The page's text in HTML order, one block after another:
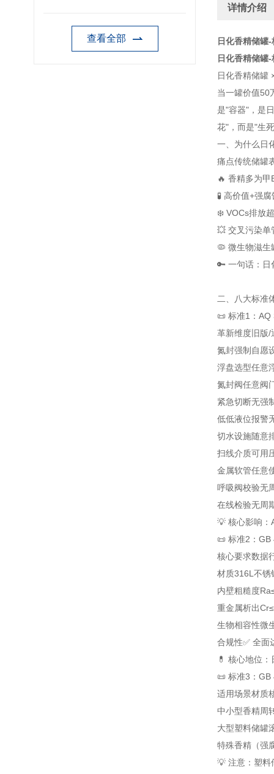
查看全部
详情介绍
日化香精储罐-
日化香精储罐-
日化香精储罐
当一罐价值50
是"容器"，是
花"，而是"生
一、为什么日
痛点传统储罐
🔥 香精多为
🧪 高价值+强腐
❄️ VOCs排放
💥 交叉污染单
🦠 微生物滋生
🔑 一句话：
二、八大标准
📜 标准1：
革新维度 旧版
氮封强制 自愿
浮盘选型任意
氮封阀任意阀
紧急切断无强
低低液位报警
切水设施随意
扫线介质可用
金属软管任意
呼吸阀校验无
在线检验无周
💡 核心影响
📜 标准2：
核心要求数据
材质316L不锈
内壁粗糙度
重金属析出
生物相容性微
合规性✅ 全面
💊 核心地位
📜 标准3：
适用场景材质
中小型香精周
大型塑料储罐
特殊香精（强
💡 注意：塑料